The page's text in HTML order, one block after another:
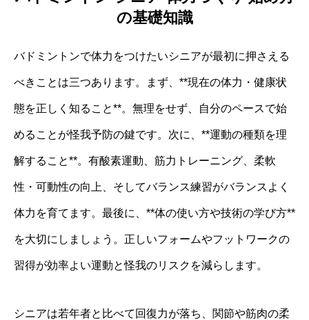
の基礎知識
バドミントンで体力をつけたいシニアが最初に押さえる
べきことは三つあります。まず、**現在の体力・健康状
態を正しく知ること**。無理をせず、自分のペースで始
めることが怪我予防の鍵です。次に、**運動の種類を理
解すること**。有酸素運動、筋力トレーニング、柔軟
性・可動性の向上、そしてバランス練習がバランスよく
体力を育てます。最後に、**体の使い方や技術の学び方**
を大切にしましょう。正しいフォームやフットワークの
習得が効率よい運動と怪我のリスクを減らします。
シニアは若年者と比べて回復力が落ち、関節や筋肉の柔